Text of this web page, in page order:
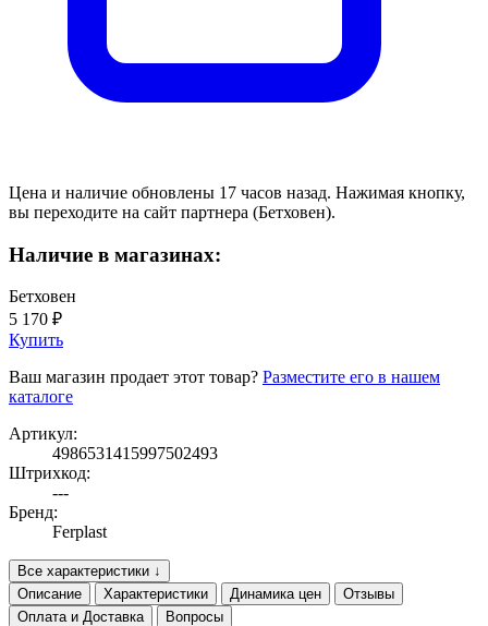
Цена и наличие обновлены 17 часов назад. Нажимая кнопку,
вы переходите на сайт партнера (Бетховен).
Наличие в магазинах:
Бетховен
5 170 ₽
Купить
Ваш магазин продает этот товар? Разместите его в нашем
каталоге
Артикул:
4986531415997502493
Штрихкод:
---
Бренд:
Ferplast
Все характеристики ↓
Описание
Характеристики Динамика цен
Отзывы
Оплата и Доставка
Вопросы